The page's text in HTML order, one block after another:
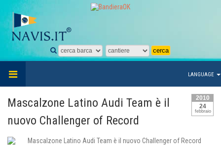
LANGUAGE
2010
24
febbraio
Mascalzone Latino Audi Team è il
nuovo Challenger of Record